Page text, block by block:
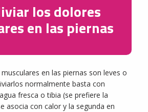
los dolores
en las piernas
en las piernas son leves o
normalmente basta con
fresca o tibia (se prefiere la
asocia con calor y la segunda en